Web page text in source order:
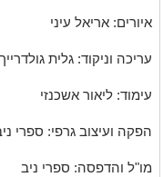
איורים: אריאל עיני
עריכה וניקוד: גלית גולדרייך
עימוד: ליאור אשכנזי
הפקה ועיצוב גרפי: ספרי
מו"ל והדפסה: ספרי ניב